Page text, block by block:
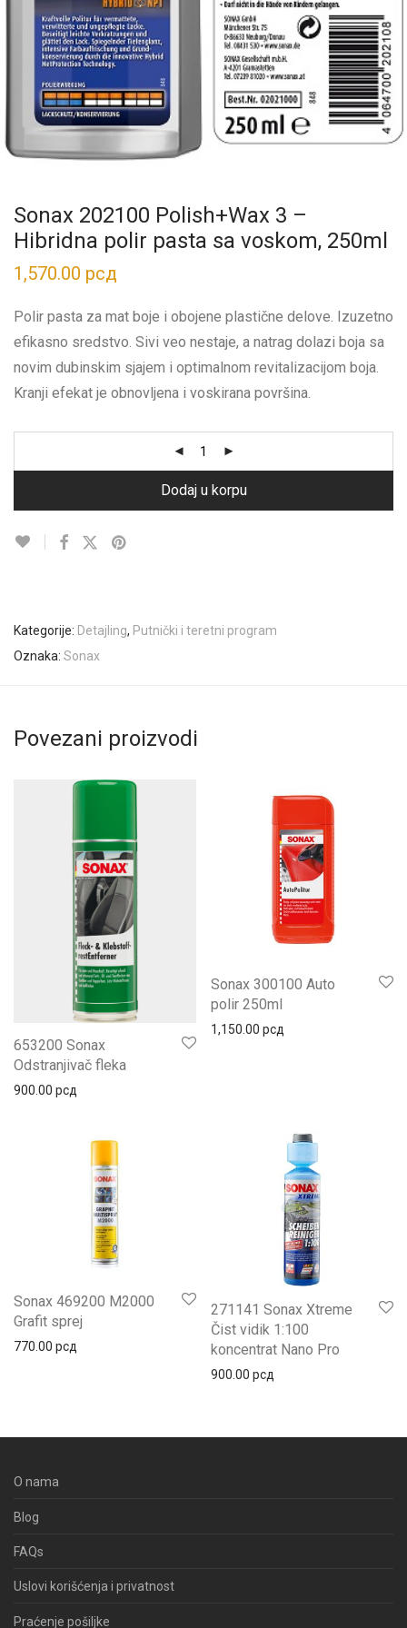
Sonax 202100 Polish+Wax 3 –
Hibridna polir pasta sa voskom, 250ml
1,570.00 рсд
Polir pasta za mat boje i obojene plastične delove. Izuzetno
efikasno sredstvo. Sivi veo nestaje, a natrag dolazi boja sa
novim dubinskim sjajem i optimalnom revitalizacijom boja.
Kranji efekat je obnovljena i voskirana površina.
Dodaj u korpu
Kategorije: Detajling, Putnički i teretni program
Oznaka: Sonax
Povezani proizvodi
653200 Sonax
Odstranjivač fleka
900.00 рсд
Sonax 300100 Auto
polir 250ml
1,150.00 рсд
Sonax 469200 M2000
Grafit sprej
770.00 рсд
271141 Sonax Xtreme
Čist vidik 1:100
koncentrat Nano Pro
900.00 рсд
O nama
Blog
FAQs
Uslovi korišćenja i privatnost
Praćenje pošiljke